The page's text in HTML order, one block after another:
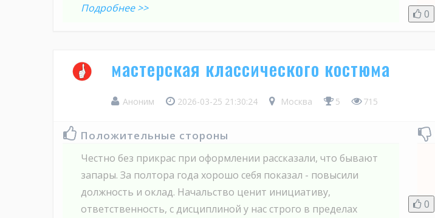
Подробнее >>
0
мастерская классического костюма
Аноним 2026-03-25 21:30:24 Москва 5 715
Положительные стороны
Честно без прикрас при оформлении рассказали, что бывают
запары. За полтора года хорошо себя показал - повысили
должность и оклад. Начальство ценит инициативу,
ответственность, с дисциплиной у нас строго в пределах
0